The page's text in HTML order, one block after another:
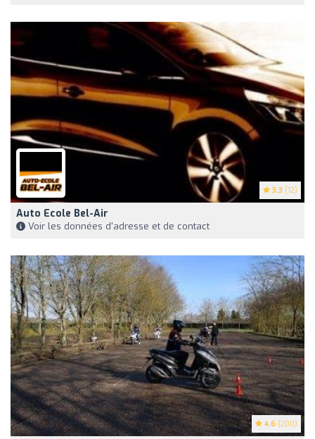
3.3 (12)
Auto Ecole Bel-Air
Voir les données d'adresse et de contact
4.6 (200)